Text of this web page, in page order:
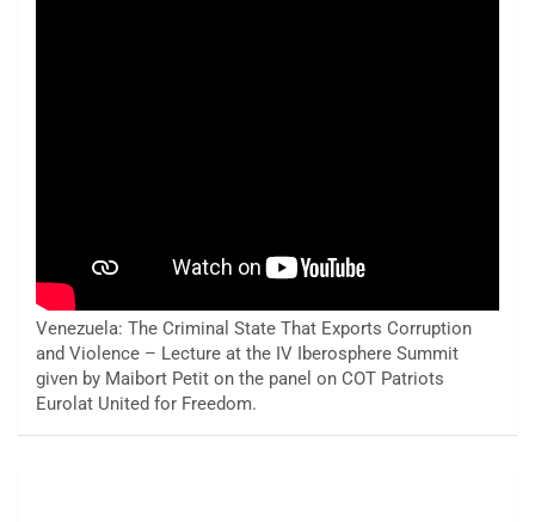
Venezuela: The Criminal State That Exports Corruption
and Violence – Lecture at the IV Iberosphere Summit
given by Maibort Petit on the panel on COT Patriots
Eurolat United for Freedom.